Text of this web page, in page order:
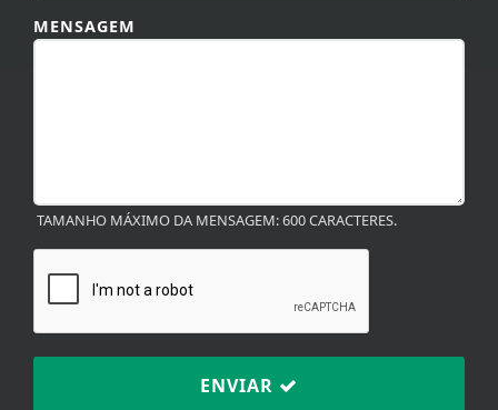
MENSAGEM
TAMANHO MÁXIMO DA MENSAGEM: 600 CARACTERES.
ENVIAR